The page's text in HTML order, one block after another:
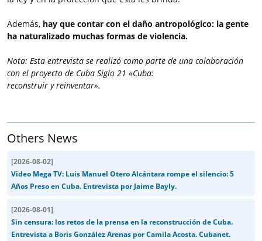
Además, hay que contar con el daño antropológico: la gente
ha naturalizado muchas formas de violencia.
Nota: Esta entrevista se realizó como parte de una colaboración
con el proyecto de Cuba Siglo 21 «Cuba:
reconstruir y reinventar».
Others News
[2026-08-02]
Video Mega TV: Luis Manuel Otero Alcántara rompe el silencio: 5
Años Preso en Cuba. Entrevista por Jaime Bayly.
[2026-08-01]
Sin censura: los retos de la prensa en la reconstrucción de Cuba.
Entrevista a Boris González Arenas por Camila Acosta. Cubanet.